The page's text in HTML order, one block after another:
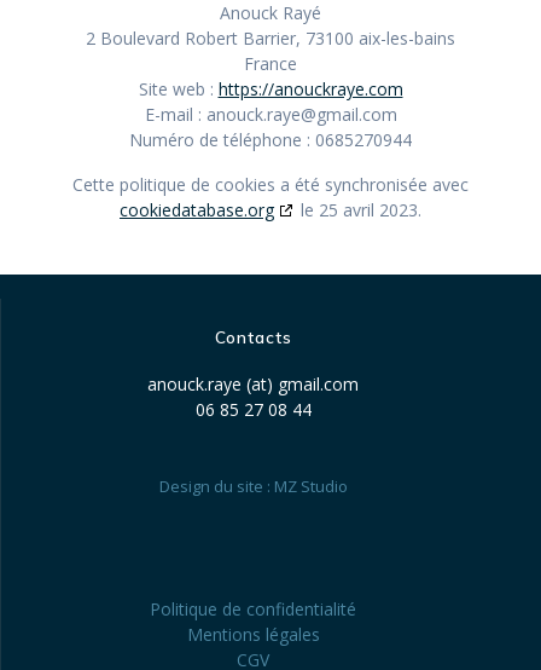
Anouck Rayé
2 Boulevard Robert Barrier, 73100 aix-les-bains
France
Site web : https://anouckraye.com
E-mail : anouck.raye@gmail.com
Numéro de téléphone : 0685270944
Cette politique de cookies a été synchronisée avec
cookiedatabase.org
le 25 avril 2023.
Contacts
anouck.raye (at) gmail.com
06 85 27 08 44
Design du site : MZ Studio
Politique de confidentialité
Mentions légales
CGV